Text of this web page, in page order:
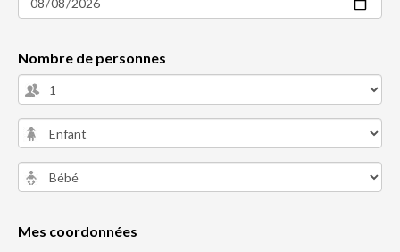
Nombre de personnes
Mes coordonnées